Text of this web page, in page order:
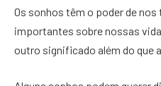
Os sonhos têm o poder de
importantes sobre nossas
outro significado além do que